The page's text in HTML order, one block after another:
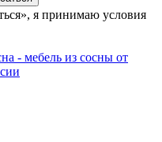
я принимаю условия